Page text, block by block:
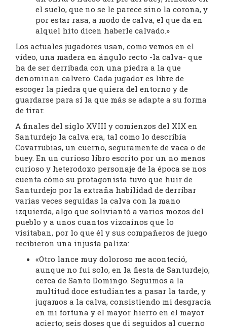
el suelo, que no se le parece sino la corona, y
por estar rasa, a modo de calva, el que da en
alquel hito dicen haberle calvado.»
Los actuales jugadores usan, como vemos en el
vídeo, una madera en ángulo recto -la calva- que
ha de ser derribada con una piedra a la que
denominan calvero. Cada jugador es libre de
escoger la piedra que quiera del entorno y de
guardarse para sí la que más se adapte a su forma
de tirar.
A finales del siglo XVIII y comienzos del XIX en
Santurdejo la calva era, tal como lo describía
Covarrubias, un cuerno, seguramente de vaca o de
buey. En un curioso libro escrito por un no menos
curioso y heterodoxo personaje de la época se nos
cuenta cómo su protagonista tuvo que huir de
Santurdejo por la extraña habilidad de derribar
varias veces seguidas la calva con la mano
izquierda, algo que soliviantó a varios mozos del
pueblo y a unos cuantos vizcaínos que lo
visitaban, por lo que él y sus compañeros de juego
recibieron una injusta paliza:
«Otro lance muy doloroso me aconteció,
aunque no fui solo, en la fiesta de Santurdejo,
cerca de Santo Domingo. Seguimos a la
multitud doce estudiantes a pasar la tarde, y
jugamos a la calva, consistiendo mi desgracia
en mi fortuna y el mayor hierro en el mayor
acierto; seis doses que di seguidos al cuerno